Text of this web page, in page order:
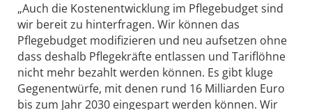
„Auch die Kostenentwicklung im Pflegebudget sind
wir bereit zu hinterfragen. Wir können das
Pflegebudget modifizieren und neu aufsetzen ohne
dass deshalb Pflegekräfte entlassen und Tariflöhne
nicht mehr bezahlt werden können. Es gibt kluge
Gegenentwürfe, mit denen rund 16 Milliarden Euro
bis zum Jahr 2030 eingespart werden können. Wir